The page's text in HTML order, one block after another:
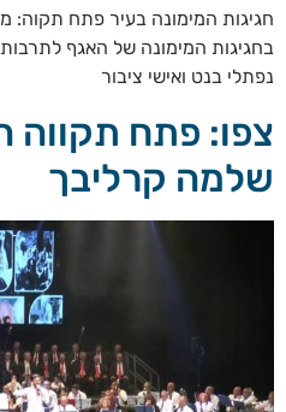
חגיגות המימונה בעיר פתח תקוה:
בחגיגות המימונה של האגף
נפתלי בנט ואישי ציבור
צפו: פתח תקווה
שלמה קרליבך